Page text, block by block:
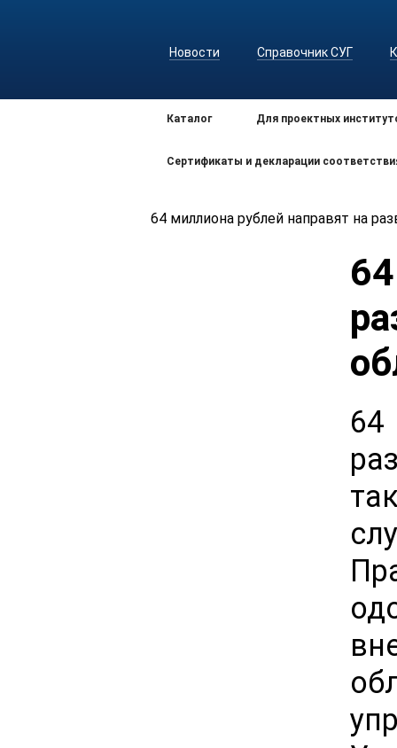
Новости Справочник СУГ
Каталог Для проектных
Сертификаты и декларации
64 миллиона рублей направят на